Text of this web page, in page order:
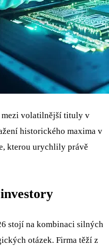
mezi volatilnější tituly v
historického maxima v
kterou urychlily právě
stojí na kombinaci silných
otázek. Firma těží z